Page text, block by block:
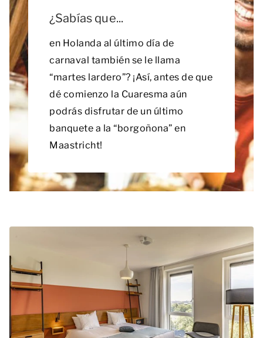
¿Sabías que...
en Holanda al último día de
carnaval también se le llama
“martes lardero”? ¡Así, antes de que
dé comienzo la Cuaresma aún
podrás disfrutar de un último
banquete a la “borgoñona” en
Maastricht!